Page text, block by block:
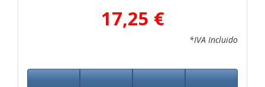
17,25 €
*IVA Incluido